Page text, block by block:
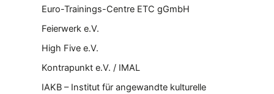
Euro-Trainings-Centre ETC gGmbH
Feierwerk e.V.
High Five e.V.
Kontrapunkt e.V. / IMAL
IAKB – Institut für angewandte kulturelle